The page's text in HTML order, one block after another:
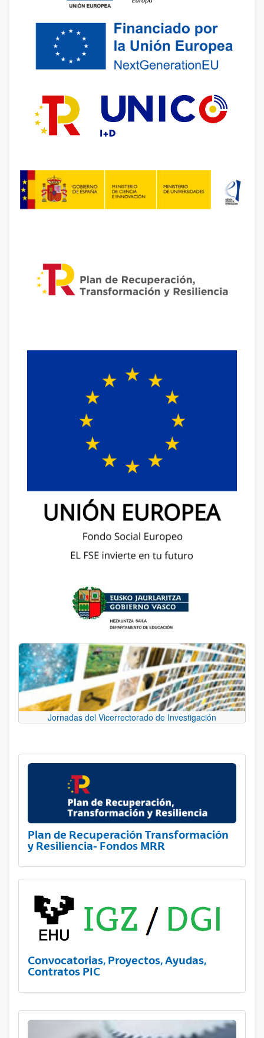
Jornadas del Vicerrectorado de Investigación
Plan de Recuperación Transformación
y Resiliencia- Fondos MRR
Convocatorias, Proyectos, Ayudas,
Contratos PIC